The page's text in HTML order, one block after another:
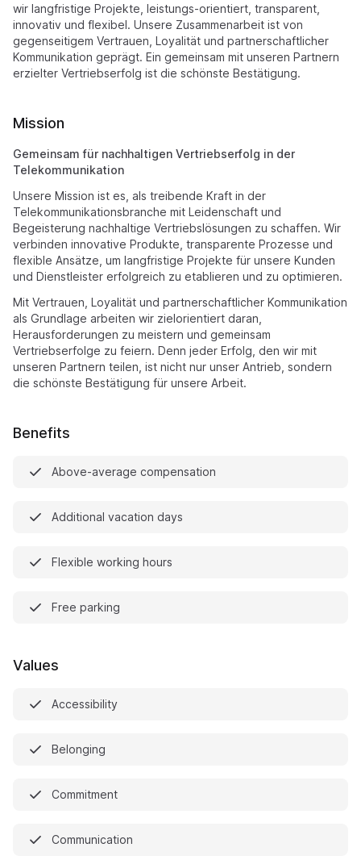
wir langfristige Projekte, leistungs-orientiert, transparent,
innovativ und flexibel. Unsere Zusammenarbeit ist von
gegenseitigem Vertrauen, Loyalität und partnerschaftlicher
Kommunikation geprägt. Ein gemeinsam mit unseren Partnern
erzielter Vertriebserfolg ist die schönste Bestätigung.
Mission
Gemeinsam für nachhaltigen Vertriebserfolg in der
Telekommunikation
Unsere Mission ist es, als treibende Kraft in der
Telekommunikationsbranche mit Leidenschaft und
Begeisterung nachhaltige Vertriebslösungen zu schaffen. Wir
verbinden innovative Produkte, transparente Prozesse und
flexible Ansätze, um langfristige Projekte für unsere Kunden
und Dienstleister erfolgreich zu etablieren und zu optimieren.
Mit Vertrauen, Loyalität und partnerschaftlicher Kommunikation
als Grundlage arbeiten wir zielorientiert daran,
Herausforderungen zu meistern und gemeinsam
Vertriebserfolge zu feiern. Denn jeder Erfolg, den wir mit
unseren Partnern teilen, ist nicht nur unser Antrieb, sondern
die schönste Bestätigung für unsere Arbeit.
Benefits
Above-average compensation
Additional vacation days
Flexible working hours
Free parking
Values
Accessibility
Belonging
Commitment
Communication